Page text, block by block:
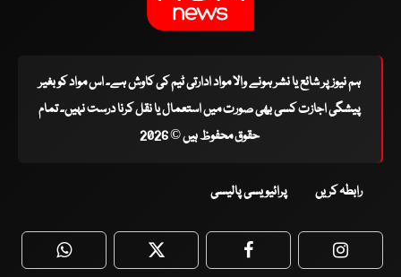
ہم نیوز پر شائع یا نشر ہونے والا مواد ادارتی ٹیم کی کاوش ہے۔ اس مواد کو بغیر
پیشگی اجازت کسی بھی صورت میں استعمال یا نقل کرنا درست نہیں۔ تمام
حقوق محفوظ ہیں © 2026
رابطہ کریں پرائیویسی پالیسی
WhatsApp Twitter Facebook